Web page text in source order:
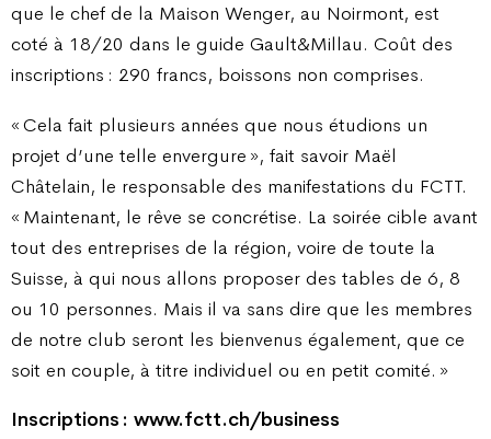
que le chef de la Maison Wenger, au Noirmont, est
coté à 18/20 dans le guide Gault&Millau. Coût des
inscriptions : 290 francs, boissons non comprises.
« Cela fait plusieurs années que nous étudions un
projet d’une telle envergure », fait savoir Maël
Châtelain, le responsable des manifestations du FCTT.
« Maintenant, le rêve se concrétise. La soirée cible avant
tout des entreprises de la région, voire de toute la
Suisse, à qui nous allons proposer des tables de 6, 8
ou 10 personnes. Mais il va sans dire que les membres
de notre club seront les bienvenus également, que ce
soit en couple, à titre individuel ou en petit comité. »
Inscriptions : www.fctt.ch/business